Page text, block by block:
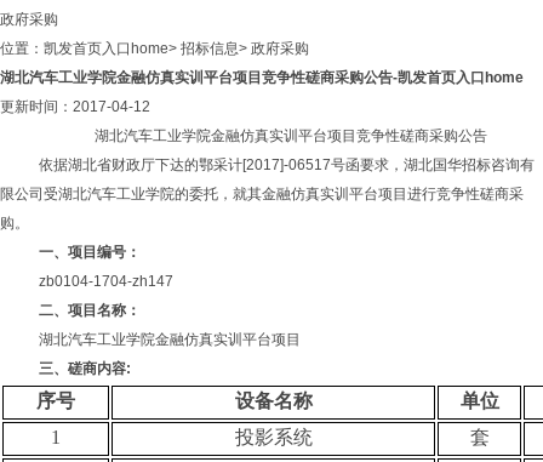
政府采购
位置： 凯发首页入口home> 招标信息> 政府采购
湖北汽车工业学院金融仿真实训平台项目竞争性磋商采购公告-凯发首页入口home
更新时间：2017-04-12
湖北汽车工业学院金融仿真实训平台项目竞争性磋商采购公告
依据湖北省财政厅下达的鄂采计[2017]-06517号函要求，湖北国华招标咨询有
限公司受湖北汽车工业学院的委托，就其金融仿真实训平台项目进行竞争性磋商采
购。
一、项目编号：
zb0104-1704-zh147
二、项目名称：
湖北汽车工业学院金融仿真实训平台项目
三、磋商内容:
序号 设备名称
单位
1
投影系统
套